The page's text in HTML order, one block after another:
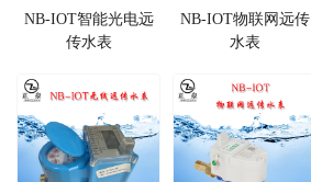
NB-IOT智能光电远
传水表
NB-IOT物联网远传
水表